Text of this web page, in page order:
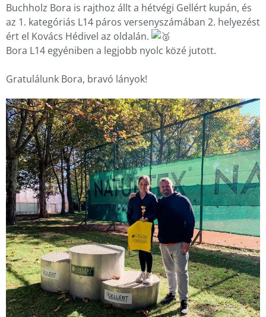
Buchholz Bora is rajthoz állt a hétvégi Gellért kupán, és
az 1. kategóriás L14 páros versenyszámában 2. helyezést
ért el Kovács Hédivel az oldalán.
Bora L14 egyéniben a legjobb nyolc közé jutott.
Gratulálunk Bora, bravó lányok!